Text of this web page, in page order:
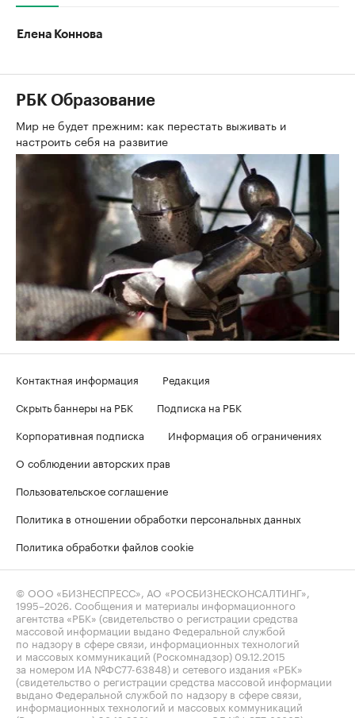
Елена Коннова
РБК Образование
Мир не будет прежним: как перестать выживать и
настроить себя на развитие
Контактная информация
Редакция
Скрыть баннеры на РБК
Подписка на РБК
Корпоративная подписка
Информация об ограничениях
О соблюдении авторских прав
Пользовательское соглашение
Политика в отношении обработки персональных данных
Политика обработки файлов cookie
© ООО «БИЗНЕСПРЕСС», АО «РОСБИЗНЕСКОНСАЛТИНГ»,
1995–2026 . Сообщения и материалы информационного
агентства «РБК» (свидетельство о регистрации средства
массовой информации выдано Федеральной службой
по надзору в сфере связи, информационных технологий
и массовых коммуникаций (Роскомнадзор) 09.12.2015
за номером ИА №ФС77-63848) и сетевого издания «РБК»
(свидетельство о регистрации средства массовой информации
выдано Федеральной службой по надзору в сфере связи,
информационных технологий и массовых коммуникаций